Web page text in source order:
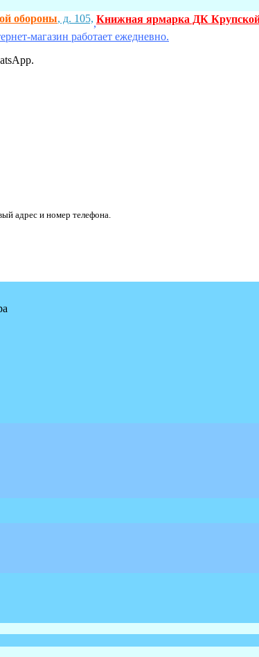
обороны, д. 105,,Книжная ярмарка ДК
магазин работает ежедневно.
адрес и номер телефона.